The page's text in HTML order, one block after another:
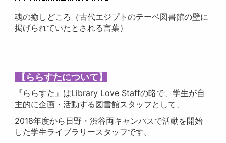
魂の癒しどころ（古代エジプトのテーベ図書館の壁に
掲げられていたとされる言葉）
【ららすたについて】
『ららすた』はLibrary Love Staffの略で、学生が自
主的に企画・活動する図書館スタッフとして、
2018年度から日野・渋谷両キャンパスで活動を開始
した学生ライブラリースタッフです。